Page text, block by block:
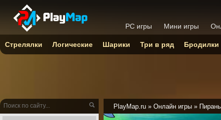
PlayMap.ru » Онлайн игры »
PC игры Мини игры
Стрелялки Логические Шарики Три в ряд Бродилки